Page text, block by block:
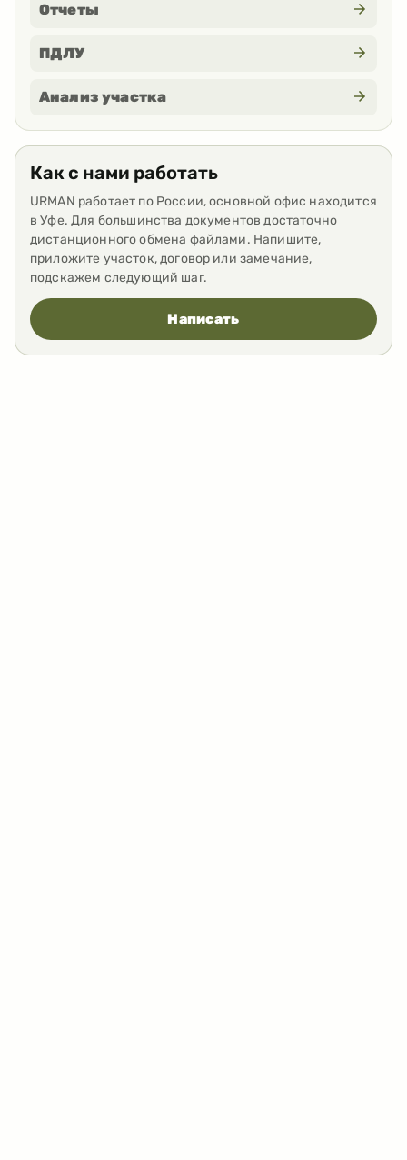
Отчеты
ПДЛУ
Анализ участка
Как с нами работать
URMAN работает по России, основной офис находится
в Уфе. Для большинства документов достаточно
дистанционного обмена файлами. Напишите,
приложите участок, договор или замечание,
подскажем следующий шаг.
Написать